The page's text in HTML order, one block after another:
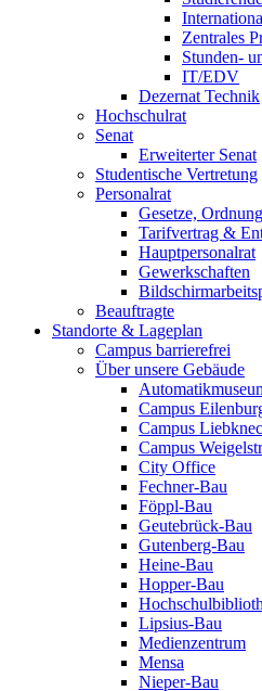
Zentrales
Stunden-
IT/EDV
Dezernat Technik
Hochschulrat
Senat
Erweiterter Senat
Studentische Vertretung
Personalrat
Gesetze,
Tarifvertrag &
Hauptpersonalrat
Gewerkschaften
Beauftragte
Standorte & Lageplan
Campus barrierefrei
Über unsere Gebäude
Campus
Campus
Campus
City Office
Fechner-Bau
Föppl-Bau
Geutebrück-Bau
Gutenberg-Bau
Heine-Bau
Hopper-Bau
Lipsius-Bau
Medienzentrum
Mensa
Nieper-Bau